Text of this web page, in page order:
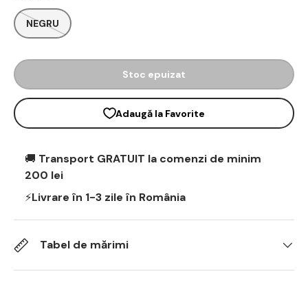
NEGRU
Stoc epuizat
Adaugă la Favorite
🚚 Transport GRATUIT la comenzi de minim
200 lei
⚡Livrare în 1-3 zile în România
Tabel de mărimi